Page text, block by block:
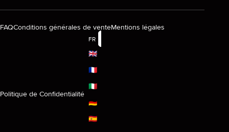
FAQConditions générales de venteMentions légales
Politique de Confidentialité
FR
🇬🇧
🇫🇷
🇮🇹
🇩🇪
🇪🇸